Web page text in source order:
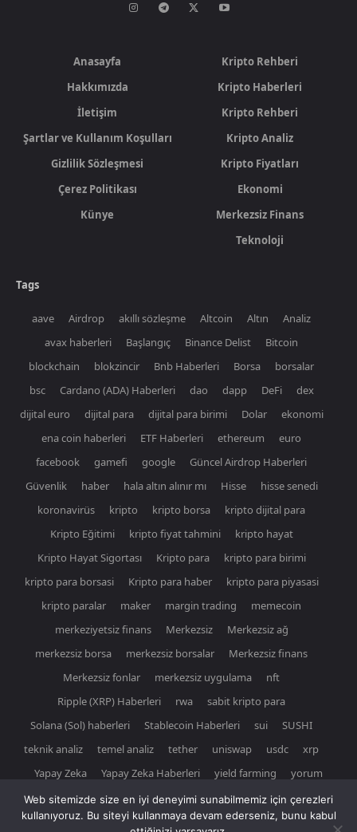
Anasayfa
Hakkımızda
İletişim
Şartlar ve Kullanım Koşulları
Gizlilik Sözleşmesi
Çerez Politikası
Künye
Kripto Rehberi
Kripto Haberleri
Kripto Rehberi
Kripto Analiz
Kripto Fiyatları
Ekonomi
Merkezsiz Finans
Teknoloji
Tags
aave Airdrop akıllı sözleşme Altcoin Altın
Analiz
avax haberleri
Başlangıç Binance Delist
Bitcoin
blockchain
blokzincir Bnb Haberleri Borsa
borsalar
bsc
Cardano (ADA) Haberleri dao dapp DeFi
dex
dijital euro
dijital para dijital para birimi Dolar
ekonomi
ena coin haberleri
ETF Haberleri ethereum
euro
facebook
gamefi google
Güncel Airdrop Haberleri
Güvenlik
haber hala altın alınır mı Hisse
hisse senedi
koronavirüs
kripto kripto borsa
kripto dijital para
Kripto Eğitimi
kripto fiyat tahmini
kripto hayat
Kripto Hayat Sigortası
Kripto para
kripto para birimi
kripto para borsasi
Kripto para haber
kripto para piyasasi
kripto paralar
maker margin trading
memecoin
merkeziyetsiz finans
Merkezsiz
Merkezsiz ağ
merkezsiz borsa
merkezsiz borsalar
Merkezsiz finans
Merkezsiz fonlar
merkezsiz uygulama
nft
Ripple (XRP) Haberleri
rwa
sabit kripto para
Solana (Sol) haberleri
Stablecoin Haberleri sui
SUSHI
teknik analiz
temel analiz tether uniswap usdc
xrp
Yapay Zeka
Yapay Zeka Haberleri yield farming yorum
Web sitemizde size en iyi deneyimi sunabilmemiz için çerezleri
kullanıyoruz. Bu siteyi kullanmaya devam ederseniz, bunu kabul